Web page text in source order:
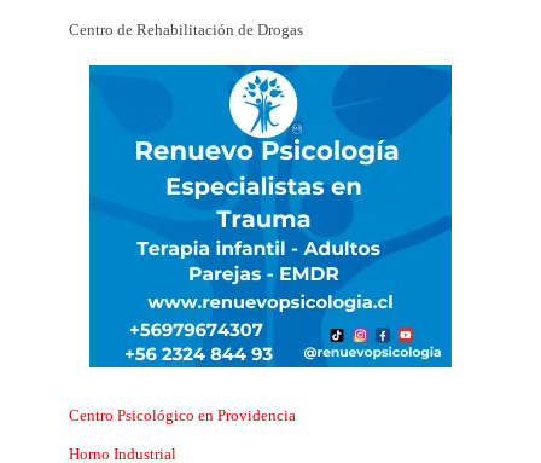
Centro de Rehabilitación de Drogas
Centro Psicológico en Providencia
Horno Industrial